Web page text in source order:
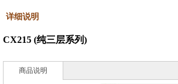
详细说明
CX215 (纯三层系列)
商品说明